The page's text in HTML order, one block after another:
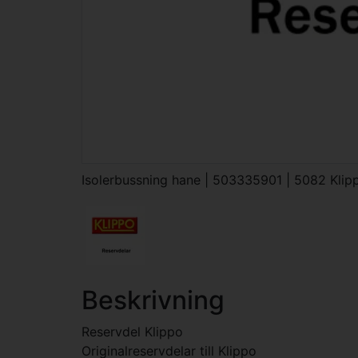
Isolerbussning hane | 503335901 | 5082
Beskrivning
Reservdel Klippo
Originalreservdelar till Klippo